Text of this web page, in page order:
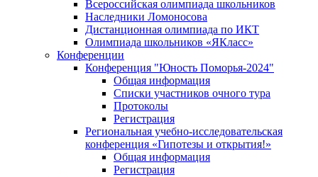
Всероссийская олимпиада школьников
Наследники Ломоносова
Дистанционная олимпиада по ИКТ
Олимпиада школьников «ЯКласс»
Конференции
Конференция "Юность Поморья-2024"
Общая информация
Списки участников очного тура
Протоколы
Регистрация
Региональная учебно-исследовательская
конференция «Гипотезы и открытия!»
Общая информация
Регистрация